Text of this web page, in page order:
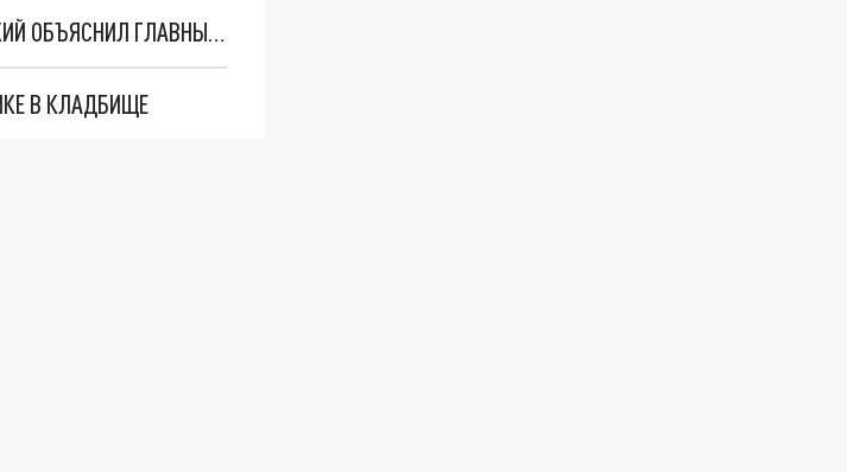
"МЫ ВАС ЗАСТАВИМ": ЖУТКИЕ ДЕТАЛИ ОХОТЫ НА ГЕНЕРАЛА. ЗЕЛЕНСКИЙ ОБЪЯСНИЛ ГЛАВНЫЙ СМЫСЛ ТЕРАКТА В ЦЕНТРЕ МОСКВЫ
В КЛАДБИЩЕ